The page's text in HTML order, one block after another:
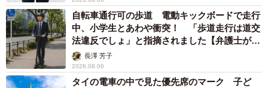
自転車通行可の歩道 電動キックボードで走行
中、小学生とあわや衝突！ 「歩道走行は道交
法違反でしょ」と指摘されました【弁護士が解
説】長澤 芳子
2026.08.06
タイの電車の中で見た優先席のマーク 子ど